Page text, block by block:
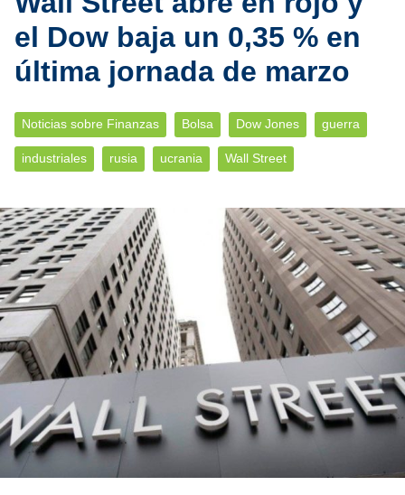
el Dow baja un 0,35 % en
última jornada de marzo
Noticias sobre Finanzas Bolsa Dow Jones guerra
industriales rusia ucrania Wall Street